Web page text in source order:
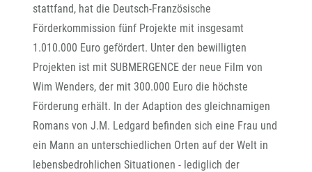
stattfand, hat die Deutsch-Französische
Förderkommission fünf Projekte mit insgesamt
1.010.000 Euro gefördert. Unter den bewilligten
Projekten ist mit SUBMERGENCE der neue Film von
Wim Wenders, der mit 300.000 Euro die höchste
Förderung erhält. In der Adaption des gleichnamigen
Romans von J.M. Ledgard befinden sich eine Frau und
ein Mann an unterschiedlichen Orten auf der Welt in
lebensbedrohlichen Situationen - lediglich der